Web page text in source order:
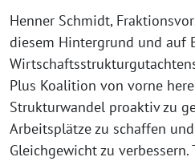
Henner Schmidt,
diesem Hintergrund und auf
Plus Koalition von vorne
Strukturwandel proaktiv zu
Arbeitsplätze zu schaffen
Gleichgewicht zu